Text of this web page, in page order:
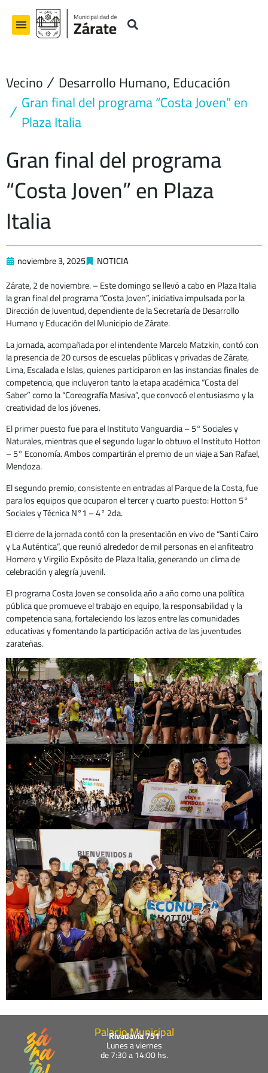
contenido
Vecino Desarrollo Humano,Educación
Gran final del programa “Costa Joven” en
Plaza Italia
Gran final del programa
“Costa Joven” en Plaza
Italia
noviembre 3, 2025
NOTICIA
Zárate, 2 de noviembre. – Este domingo se llevó a cabo en Plaza Italia
la gran final del programa “Costa Joven”, iniciativa impulsada por la
Dirección de Juventud, dependiente de la Secretaría de Desarrollo
Humano y Educación del Municipio de Zárate.
La jornada, acompañada por el intendente Marcelo Matzkin, contó con
la presencia de 20 cursos de escuelas públicas y privadas de Zárate,
Lima, Escalada e Islas, quienes participaron en las instancias finales de
competencia, que incluyeron tanto la etapa académica “Costa del
Saber” como la “Coreografía Masiva”, que convocó el entusiasmo y la
creatividad de los jóvenes.
El primer puesto fue para el Instituto Vanguardia – 5° Sociales y
Naturales, mientras que el segundo lugar lo obtuvo el Instituto Hotton
– 5° Economía. Ambos compartirán el premio de un viaje a San Rafael,
Mendoza.
El segundo premio, consistente en entradas al Parque de la Costa, fue
para los equipos que ocuparon el tercer y cuarto puesto: Hotton 5°
Sociales y Técnica N°1 – 4° 2da.
El cierre de la jornada contó con la presentación en vivo de “Santi Cairo
y La Auténtica”, que reunió alrededor de mil personas en el anfiteatro
Homero y Virgilio Expósito de Plaza Italia, generando un clima de
celebración y alegría juvenil.
El programa Costa Joven se consolida año a año como una política
pública que promueve el trabajo en equipo, la responsabilidad y la
competencia sana, fortaleciendo los lazos entre las comunidades
educativas y fomentando la participación activa de las juventudes
zarateñas.
Palacio Municipal
Rivadavia 751
Lunes a viernes
de 7:30 a 14:00 hs.